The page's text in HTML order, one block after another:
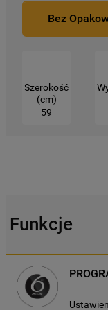
Bez
Szerokość
(cm)
59
Funkcje
niezbędne